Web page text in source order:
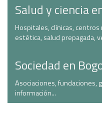
Salud y ciencia
Hospitales, clínicas,
estética, salud prepagada,
Sociedad en
Asociaciones, fundaciones,
información...